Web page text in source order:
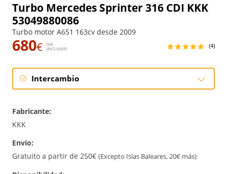
Turbo Mercedes Sprinter 316 CDI KKK
53049880086
Turbo motor A651 163cv desde 2009
680€
IVA
INCLUIDO
(4)
Intercambio
Fabricante:
KKK
Envío:
Gratuito a partir de 250€ (Excepto Islas Baleares, 20€ más)